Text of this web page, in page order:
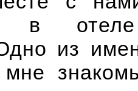
в
из
мне